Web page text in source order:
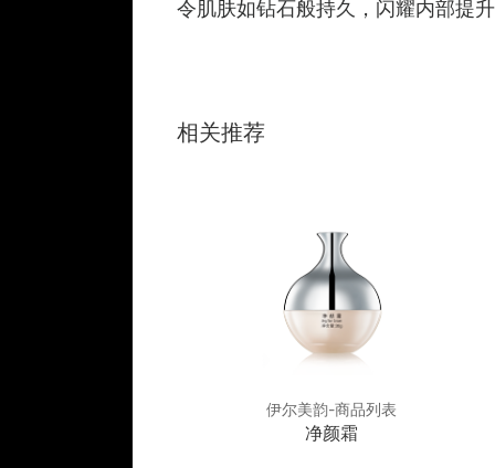
令肌肤如钻石般持久，闪耀内部提
相关推荐
伊尔美韵-商品列表
净颜霜